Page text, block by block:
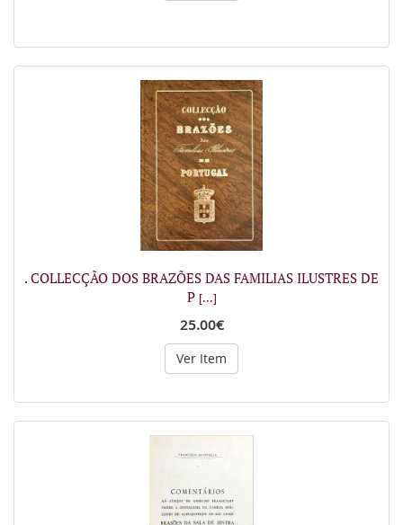
. COLLECÇÃO DOS BRAZÕES DAS FAMILIAS ILUSTRES DE
P [...]
25.00€
Ver Item